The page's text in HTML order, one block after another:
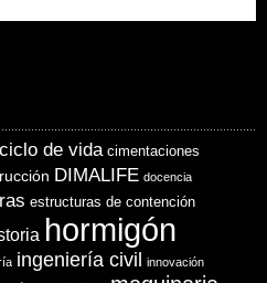
ciclo de vida cimentaciones
DIMALIFE docencia
estructuras de contención
hormigón
ingeniería civil innovación